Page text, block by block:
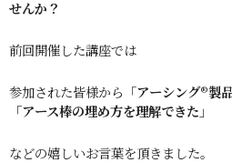
せんか？
前回開催した講座では
参加された皆様から「アーシング®︎製
「アース棒の埋め方を理解できた」
などの嬉しいお言葉を頂きました。